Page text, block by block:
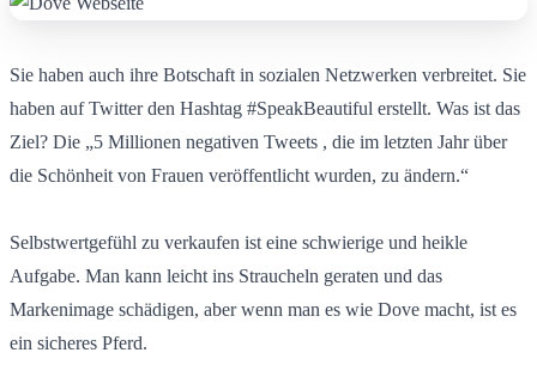
Sie haben auch ihre Botschaft in sozialen Netzwerken verbreitet. Sie
haben auf Twitter den Hashtag #SpeakBeautiful erstellt. Was ist das
Ziel? Die „5 Millionen negativen Tweets , die im letzten Jahr über
die Schönheit von Frauen veröffentlicht wurden, zu ändern.“
Selbstwertgefühl zu verkaufen ist eine schwierige und heikle
Aufgabe. Man kann leicht ins Straucheln geraten und das
Markenimage schädigen, aber wenn man es wie Dove macht, ist es
ein sicheres Pferd.